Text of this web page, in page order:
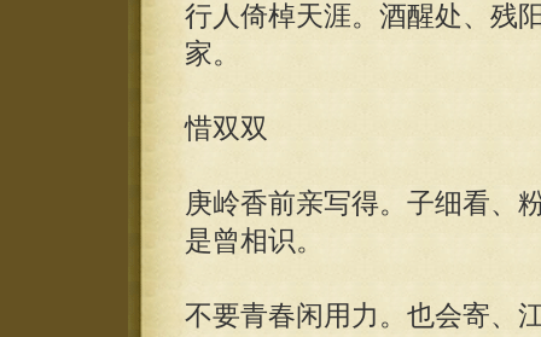
行人倚棹天涯。酒醒处、残
家。
惜双双
庚岭香前亲写得。子细看、
是曾相识。
不要青春闲用力。也会寄、